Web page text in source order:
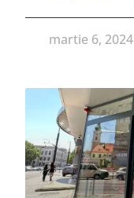
martie 6, 2024